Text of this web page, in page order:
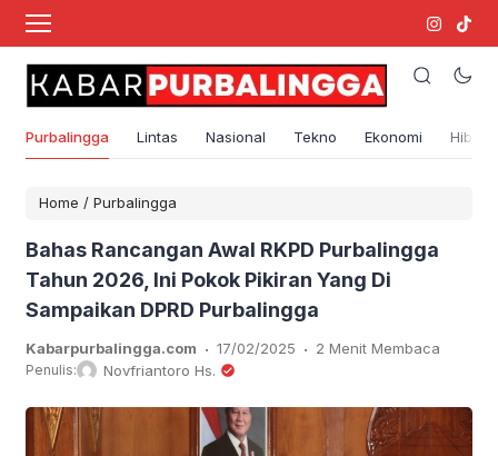
Purbalingga Lintas Nasional Tekno Ekonomi
Home / Purbalingga
Bahas Rancangan Awal RKPD Purbalingga
Tahun 2026, Ini Pokok Pikiran Yang Di
Sampaikan DPRD Purbalingga
Kabarpurbalingga.com . 17/02/2025 . 2 Menit Membaca
Penulis: Novfriantoro Hs.